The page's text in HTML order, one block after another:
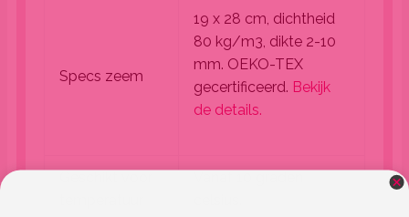
Specs zeem
19 x 28 cm, dichtheid
80 kg/m3, dikte 2-10
mm. OEKO-TEX
gecertificeerd. Bekijk
de details.